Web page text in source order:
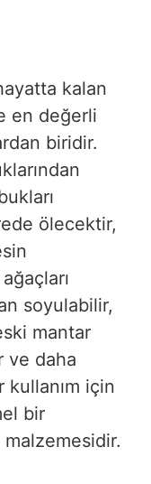
kalan
en değerli
biridir.
ölecektir,
soyulabilir,
mantar
ve daha
kullanım için
bir